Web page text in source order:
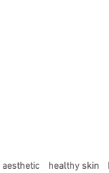
aesthetic healthy skin